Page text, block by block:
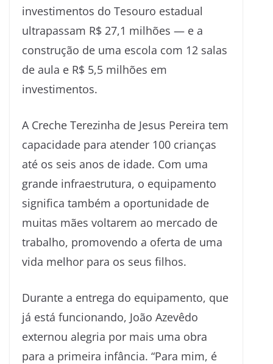
investimentos do Tesouro estadual
ultrapassam R$ 27,1 milhões — e a
construção de uma escola com 12 salas
de aula e R$ 5,5 milhões em
investimentos.
A Creche Terezinha de Jesus Pereira tem
capacidade para atender 100 crianças
até os seis anos de idade. Com uma
grande infraestrutura, o equipamento
significa também a oportunidade de
muitas mães voltarem ao mercado de
trabalho, promovendo a oferta de uma
vida melhor para os seus filhos.
Durante a entrega do equipamento, que
já está funcionando, João Azevêdo
externou alegria por mais uma obra
para a primeira infância. “Para mim, é